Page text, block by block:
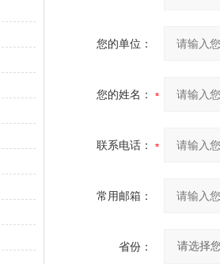
您的单位：
您的姓名：
联系电话：
常用邮箱：
省份：